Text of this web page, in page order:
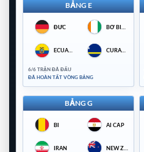
BẢNG E
ĐỨC
ECUADOR CURACAO
6/6 TRẬN ĐÃ ĐẤU
ĐÃ HOÀN TẤT VÒNG BẢNG
BẢNG G
BỈ AI CẬP
IRAN NEW ZEALAND